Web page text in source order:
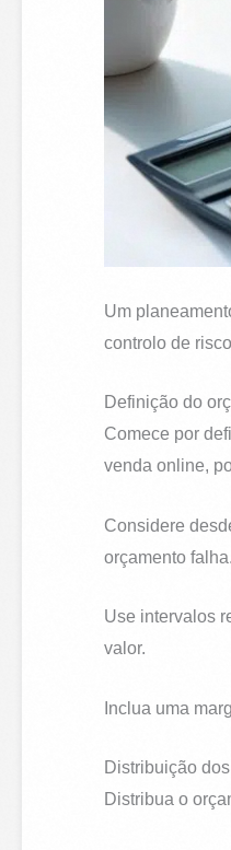
Um
controlo de
Definição do
Comece por
venda online,
Considere
orçamento falha.
Use intervalos
valor.
Inclua uma
Distribuição
Distribua o